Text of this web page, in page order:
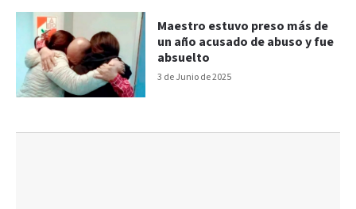
3 de Junio de 2025
Maestro estuvo preso más de
un año acusado de abuso y fue
absuelto